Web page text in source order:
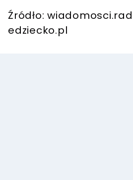
Źródło:
edziecko.pl